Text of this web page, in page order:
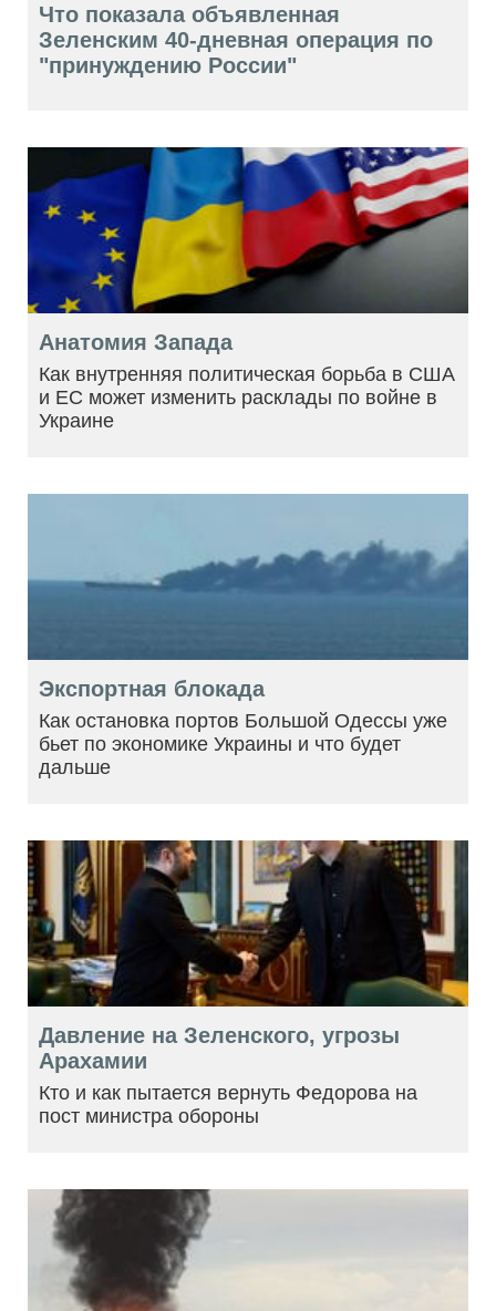
Что показала объявленная
Зеленским 40-дневная операция по
"принуждению России"
Анатомия Запада
Как внутренняя политическая борьба в США
и ЕС может изменить расклады по войне в
Украине
Экспортная блокада
Как остановка портов Большой Одессы уже
бьет по экономике Украины и что будет
дальше
Давление на Зеленского, угрозы
Арахамии
Кто и как пытается вернуть Федорова на
пост министра обороны